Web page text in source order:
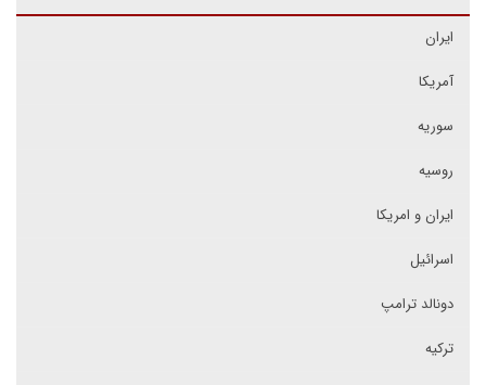
ایران
آمریکا
سوریه
روسیه
ایران و امریکا
اسرائیل
دونالد ترامپ
ترکیه